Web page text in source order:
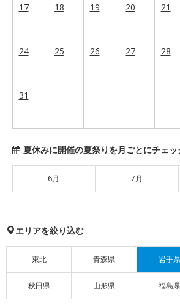
17
18 19 20 21
24 25 26 27 28
31
夏休みに開催の夏祭りを月ごとにチェッ
6月 7月
エリアを絞り込む
東北 青森県 岩手県
秋田県 山形県 福島県